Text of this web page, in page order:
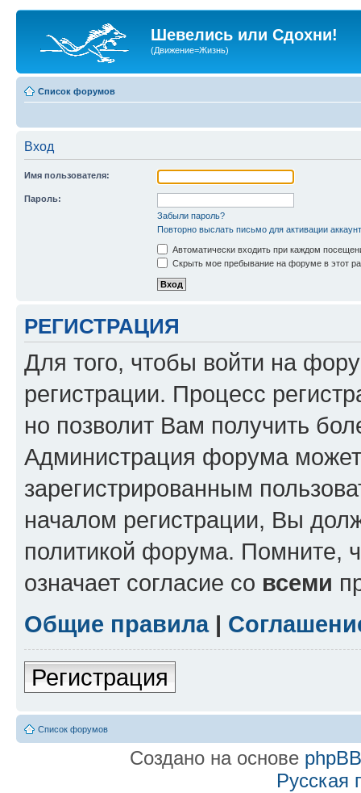
Шевелись или Сдохни!
(Движение=Жизнь)
Список форумов
Вход
Имя пользователя:
Пароль:
Забыли пароль?
Повторно выслать письмо для активации
Автоматически входить при каждом
Скрыть мое пребывание на форуме в этот
РЕГИСТРАЦИЯ
Для того, чтобы войти на
регистрации. Процесс
но позволит Вам получить
Администрация форума может
зарегистрированным
началом регистрации, Вы
политикой форума. Помните,
означает согласие со всеми
Общие правила|
Регистрация
Список форумов
Создано на основе phpBB
Русская